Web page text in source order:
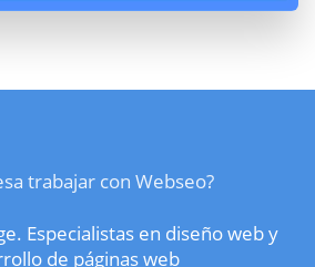
trabajar con Webseo?
Especialistas en diseño web y
de páginas web